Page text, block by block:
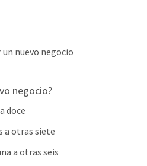
nuevo negocio
negocio?
doce
a otras siete
a otras seis